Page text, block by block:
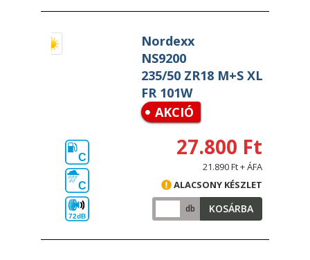
Nordexx
NS9200
235/50 ZR18 M+S XL
FR 101W
AKCIÓ
C
C
72dB
27.800 Ft
21.890 Ft + ÁFA
ALACSONY KÉSZLET
db KOSÁRBA